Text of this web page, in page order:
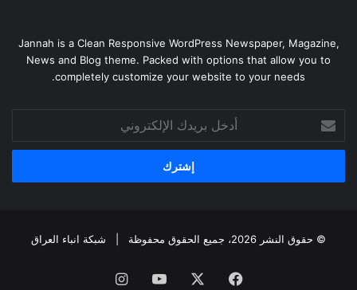
Jannah is a Clean Responsive WordPress Newspaper, Magazine,
News and Blog theme. Packed with options that allow you to
completely customize your website to your needs.
بريدك
الإلكتروني
© حقوق النشر 2026، جميع الحقوق محفوظة | شبكة انباء العراق
فيسبوك ‫YouTubeانستقرام